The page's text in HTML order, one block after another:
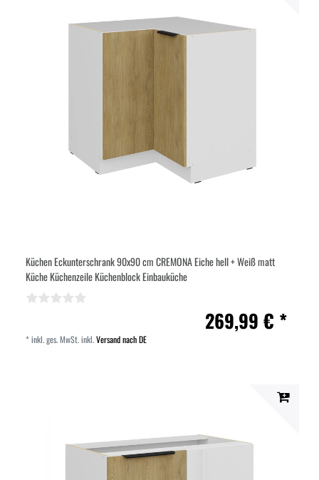
Küchen Eckunterschrank 90x90 cm CREMONA Eiche hell + Weiß matt
Küche Küchenzeile Küchenblock Einbauküche
269,99 € *
*inkl. ges. MwSt.inkl.Versand nach DE